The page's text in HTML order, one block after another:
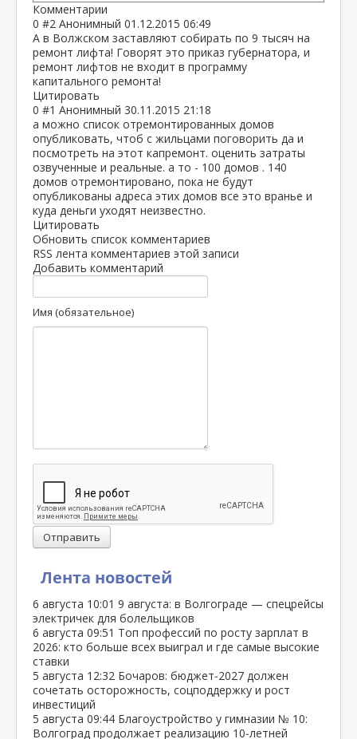
Лента новостей
6 августа 10:01 9 августа: в Волгограде — спецрейсы
электричек для болельщиков
6 августа 09:51 Топ профессий по росту зарплат в
2026: кто больше всех выиграл и где самые высокие
ставки
5 августа 12:32 Бочаров: бюджет‑2027 должен
сочетать осторожность, соцподдержку и рост
инвестиций
5 августа 09:44 Благоустройство у гимназии № 10:
Волгоград продолжает реализацию 10‑летней
Комментарии
0 #2 Анонимный 01.12.2015 06:49
А в Волжском заставляют собирать по 9 тысяч на
ремонт лифта! Говорят это приказ губернатора, и
ремонт лифтов не входит в программу
капитального ремонта!
Цитировать
0 #1 Анонимный 30.11.2015 21:18
а можно список отремонтированных домов
опубликовать, чтоб с жильцами поговорить да и
посмотреть на этот капремонт. оценить затраты
озвученные и реальные. а то - 100 домов . 140
домов отремонтировано, пока не будут
опубликованы адреса этих домов все это вранье и
куда деньги уходят неизвестно.
Цитировать
Обновить список комментариев
RSS лента комментариев этой записи
Добавить комментарий
Имя (обязательное)
Отправить